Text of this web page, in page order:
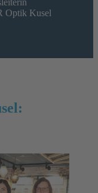
Optik Kusel